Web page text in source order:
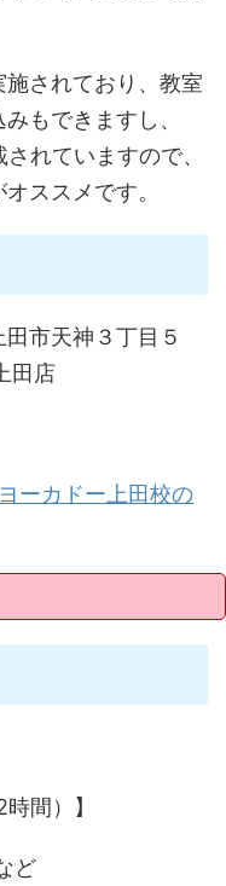
されており、教室
もできますし、
れていますので、
ススメです。
市天神３丁目５
田店
ーカドー上田校の
間）】
ど